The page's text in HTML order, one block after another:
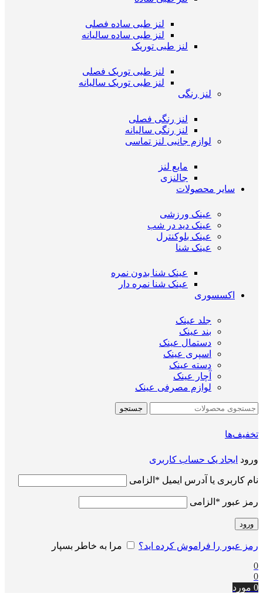
لنز طبی ساده فصلی
لنز طبی ساده سالیانه
لنز طبی توریک
لنز طبی توریک فصلی
لنز طبی توریک سالیانه
لنز رنگی
لنز رنگی فصلی
لنز رنگی سالیانه
لوازم جانبی لنز تماسی
مایع لنز
جالنزی
سایر محصولات
عینک ورزشی
عینک دید در شب
عینک بلوکنترل
عینک شنا
عینک شنا بدون نمره
عینک شنا نمره دار
اکسسوری
جلد عینک
بند عینک
دستمال عینک
اسپری عینک
دسته عینک
آچار عینک
لوازم مصرفی عینک
جستجو
تخفیف‌ها
ورود ایجاد یک حساب کاربری
نام کاربری یا آدرس ایمیل * الزامی
رمز عبور * الزامی
ورود
رمز عبور را فراموش کرده اید؟
مرا به خاطر بسپار
0
0
0 مورد